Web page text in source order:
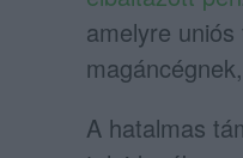
amelyre
A hatalmas